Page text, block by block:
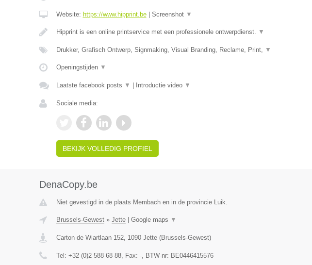
Website: https://www.hipprint.be| Screenshot ▼
Hipprint is een online printservice met een professionele ontwerpdienst. ▼
Drukker, Grafisch Ontwerp, Signmaking, Visual Branding, Reclame, Print, ▼
Openingstijden ▼
Laatste facebook posts ▼ Introductie video ▼
Sociale media:
BEKIJK VOLLEDIG PROFIEL
DenaCopy.be
Niet gevestigd in de plaats Membach en in de provincie Luik.
Brussels-Gewest» Jette| Google maps ▼
Carton de Wiartlaan 152, 1090 Jette(Brussels-Gewest)
Tel: +32 (0)2 588 68 88, Fax: -, BTW-nr: BE0446415576